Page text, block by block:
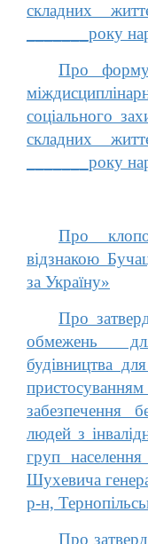
складних
_______року
Про
соціального
складних
_______року
Про
відзнакою
за Україну»
Про
обмежень
будівництва
забезпечення
людей з
груп
Шухевича
р-н,
Про